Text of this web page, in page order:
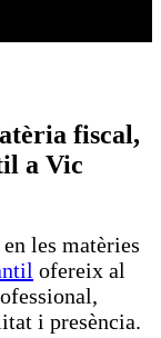
fiscal,
a Vic
les matèries
ofereix al
i presència.